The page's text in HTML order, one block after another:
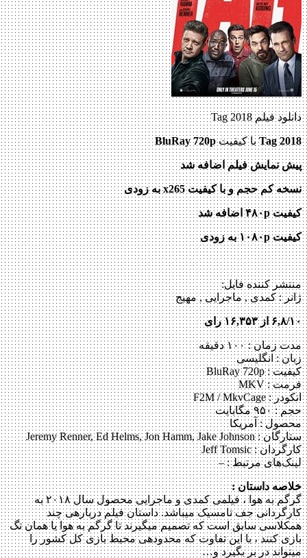
دانلود فیلم Tag 2018
Tag 2018با کیفیتBluRay 720p
پیش نمایش فیلم اضافه شد
نسخه کم حجم و با کیفیت x265 به زودی
کیفیت ۴۸۰p اضافه شد
کیفیت ۱۰۸۰p به زودی
منتشر کننده فایل:
ژانر : کمدی , ماجرایی , مهیج
۶,۸/۱۰ از ۱۶,۳۵۳ رای
مدت زمان : ۱۰۰ دقیقه
زبان : انگلیسی
کیفیت : BluRay 720p
فرمت : MKV
انکودر : F2M / MkvCage
حجم : ۹۵۰ مگابایت
محصول : آمریکا
ستارگان :Jeremy Renner, Ed Helms, Jon Hamm, Jake Johnson
کارگردان :Jeff Tomsic
لینک‌های مرتبط :–
خلاصه داستان :
گرگم به هوا ، فیلمی کمدی و ماجرایی محصول سال ۲۰۱۸ به
کارگردانی جف تامسیک می‎باشد. داستان فیلم درباره‎ی چند
همکلاسی سابق است که تصمیم می‎گیرند تا گرگم به هوا یا همان تگ
بازی کنند ، با این تفاوت که محدوده‎ی محیط بازی کل کشور را
می‎تواند در بر بگیرد و…